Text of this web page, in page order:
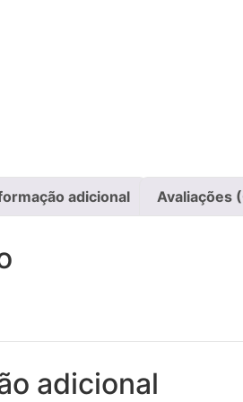
adicional Avaliações
adicional